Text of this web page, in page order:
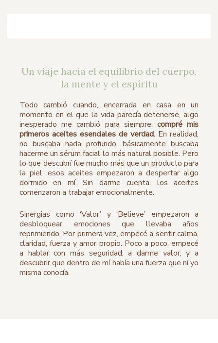
Un viaje hacia el equilibrio del cuerpo,
la mente y el espíritu
Todo cambió cuando, encerrada en casa en un
momento en el que la vida parecía detenerse, algo
inesperado me cambió para siempre: compré mis
primeros aceites esenciales de verdad. En realidad,
no buscaba nada profundo, básicamente buscaba
hacerme un sérum facial lo más natural posible. Pero
lo que descubrí fue mucho más que un producto para
la piel: esos aceites empezaron a despertar algo
dormido en mí. Sin darme cuenta, los aceites
comenzaron a trabajar emocionalmente.
Sinergias como ‘Valor’ y ‘Believe’ empezaron a
desbloquear emociones que llevaba años
reprimiendo. Por primera vez, empecé a sentir calma,
claridad, fuerza y amor propio. Poco a poco, empecé
a hablar con más seguridad, a darme valor, y a
descubrir que dentro de mí había una fuerza que ni yo
misma conocía.